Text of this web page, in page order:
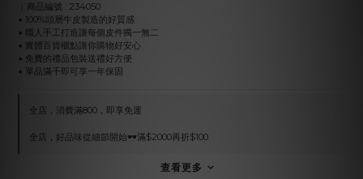
︱商品編號 : 234050
▪︎ 100%頭層牛皮製造的好質感
▪︎ 職人手工打造讓每個皮件獨一無二
▪︎ 實體百貨櫃點讓你購物好安心
▪︎ 免費的禮品包裝送禮好方便
▪︎ 單品滿千即可享一年保固
全店，消費滿800，即享免運
全店，好品味從細節開始🕶️滿$2000再折$100
查看更多